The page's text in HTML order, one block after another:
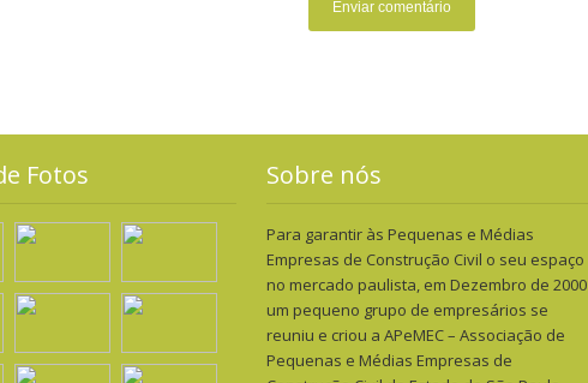
Fotos Sobre nós
Para garantir às Pequenas e Médias
Empresas de Construção Civil o seu espaço
no mercado paulista, em Dezembro de 2000
um pequeno grupo de empresários se
reuniu e criou a APeMEC – Associação de
Pequenas e Médias Empresas de